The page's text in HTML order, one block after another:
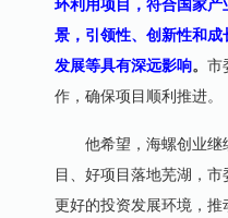
环利用项目，符合国家
景，引领性、创新性和
发展等具有深远影响。 市
作，确保项目顺利推进。
他希望，海螺创业继
目、好项目落地芜湖，
更好的投资发展环境，推